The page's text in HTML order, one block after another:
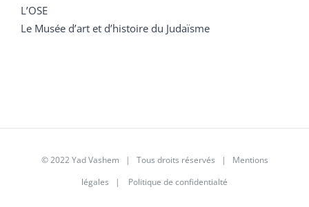
L’OSE
Le Musée d’art et d’histoire du Judaïsme
© 2022 Yad Vashem | Tous droits réservés | Mentions
légales | Politique de confidentialté